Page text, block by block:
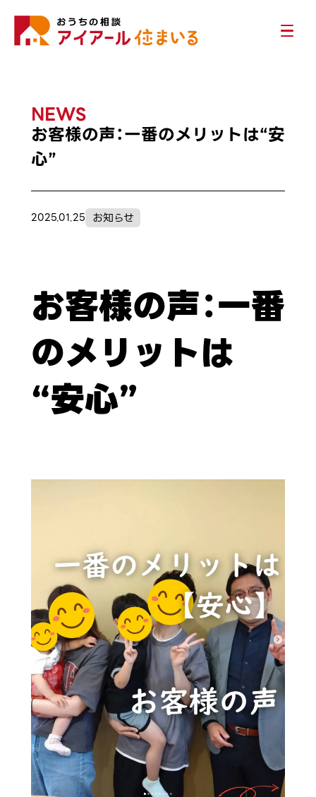
NEWS
お客様の声：一番のメリットは“安
心”
2025.01.25 お知らせ
お客様の声：一番
のメリットは
“安心”